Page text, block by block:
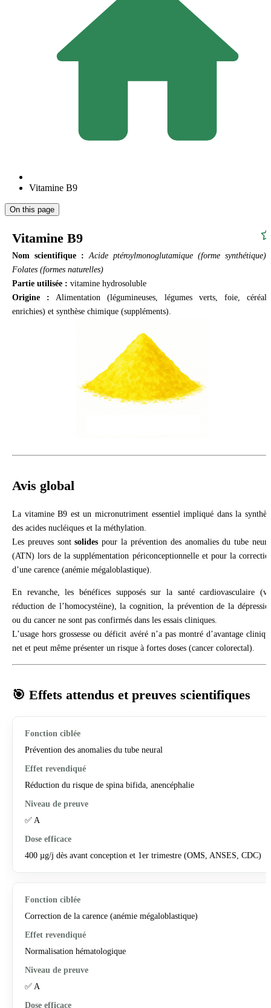
Vitamine B9
On this page
Vitamine B9
Nom scientifique : Acide ptéroylmonoglutamique (forme synthétique)
Folates (formes naturelles)
Partie utilisée : vitamine hydrosoluble
Origine :
Alimentation (légumineuses, légumes verts, foie,
enrichies) et synthèse chimique (suppléments).
Avis global
La vitamine B9 est un micronutriment essentiel impliqué dans la
des acides nucléiques et la méthylation.
Les preuves sontsolides pour la prévention des anomalies du tube
(ATN) lors de la supplémentation périconceptionnelle et pour la
d’une carence (anémie mégaloblastique).
En revanche, les bénéfices supposés sur la santé cardiovasculaire
réduction de l’homocystéine), la cognition, la prévention de la
ou du cancer ne sont pas confirmés dans les essais cliniques.
L’usage hors grossesse ou déficit avéré n’a pas montré d’avantage
net et peut même présenter un risque à fortes doses (cancer colorectal).
🎯 Effets attendus et preuves scientifiques
Prévention des anomalies du tube neural
Réduction du risque de spina bifida, anencéphalie
✅ A
400 µg/j dès avant conception et 1er trimestre (OMS, ANSES, CDC)
Correction de la carence (anémie mégaloblastique)
Normalisation hématologique
✅ A